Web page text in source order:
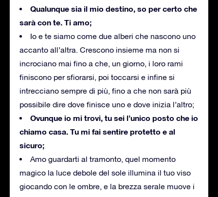
Qualunque sia il mio destino, so per certo che
sarà con te. Ti amo;
Io e te siamo come due alberi che nascono uno
accanto all’altra. Crescono insieme ma non si
incrociano mai fino a che, un giorno, i loro rami
finiscono per sfiorarsi, poi toccarsi e infine si
intrecciano sempre di più, fino a che non sarà più
possibile dire dove finisce uno e dove inizia l’altro;
Ovunque io mi trovi, tu sei l’unico posto che io
chiamo casa. Tu mi fai sentire protetto e al
sicuro;
Amo guardarti al tramonto, quel momento
magico la luce debole del sole illumina il tuo viso
giocando con le ombre, e la brezza serale muove i